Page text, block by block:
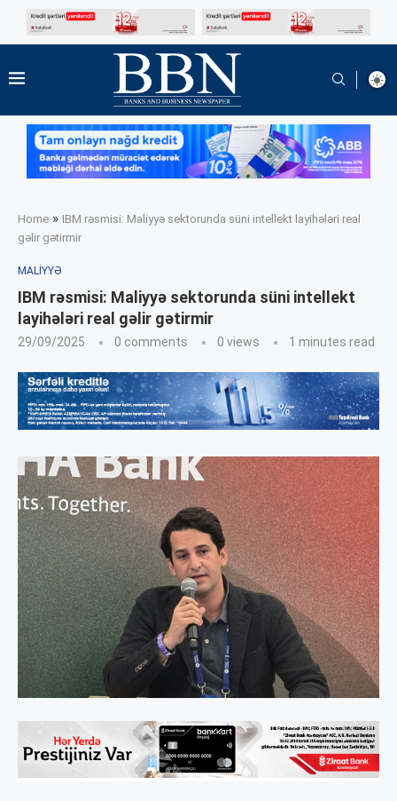
Home » IBM rəsmisi: Maliyyə sektorunda süni intellekt layihələri real
gəlir gətirmir
MALIYYƏ
IBM rəsmisi: Maliyyə sektorunda süni intellekt
layihələri real gəlir gətirmir
29/09/2025 0 comments 0 views 1 minutes read